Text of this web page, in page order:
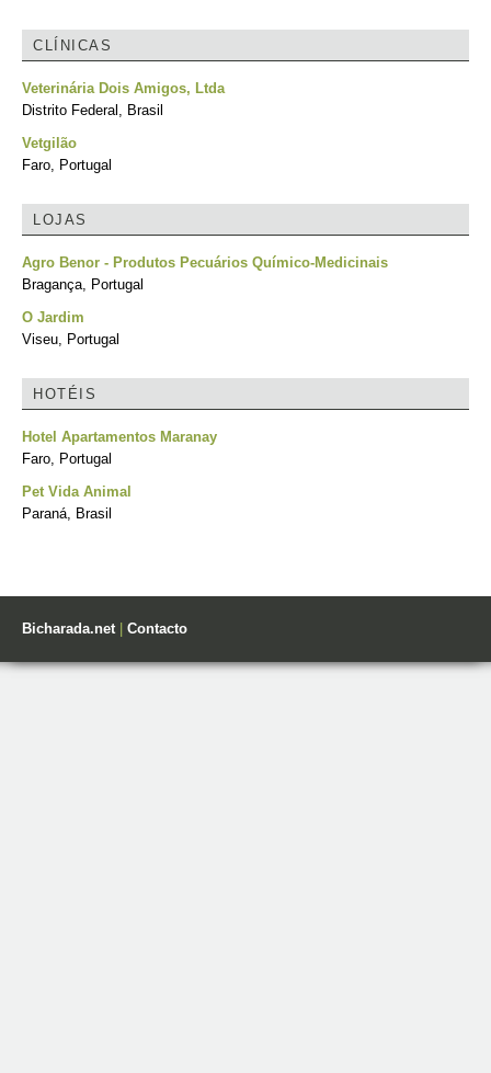
CLÍNICAS
Veterinária Dois Amigos, Ltda
Distrito Federal, Brasil
Vetgilão
Faro, Portugal
LOJAS
Agro Benor - Produtos Pecuários Químico-Medicinais
Bragança, Portugal
O Jardim
Viseu, Portugal
HOTÉIS
Hotel Apartamentos Maranay
Faro, Portugal
Pet Vida Animal
Paraná, Brasil
Bicharada.net| Contacto